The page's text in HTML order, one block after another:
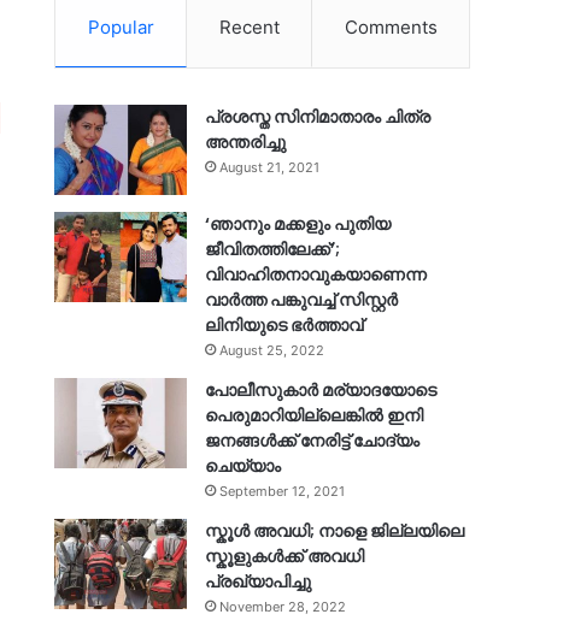
Popular Recent Comments
പ്രശസ്ത സിനിമാതാരം ചിത്ര
അന്തരിച്ചു
August 21, 2021
‘ഞാനും മക്കളും പുതിയ
ജീവിതത്തിലേക്ക്’;
വിവാഹിതനാവുകയാണെന്ന
വാർത്ത പങ്കുവച്ച് സിസ്റ്റർ
ലിനിയുടെ ഭർത്താവ്
August 25, 2022
പോലീസുകാര്‍ മര്യാദയോടെ
പെരുമാറിയില്ലെങ്കില്‍ ഇനി
ജനങ്ങള്‍ക്ക് നേരിട്ട് ചോദ്യം
ചെയ്യാം
September 12, 2021
സ്കൂൾ അവധി; നാളെ ജില്ലയിലെ
സ്കൂളുകൾക്ക് അവധി
പ്രഖ്യാപിച്ചു
November 28, 2022